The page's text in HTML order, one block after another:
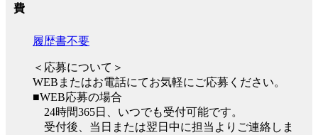
費
履歴書不要
＜応募について＞
WEBまたはお電話にてお気軽にご応募ください。
■WEB応募の場合
24時間365日、いつでも受付可能です。
受付後、当日または翌日中に担当よりご連絡しま